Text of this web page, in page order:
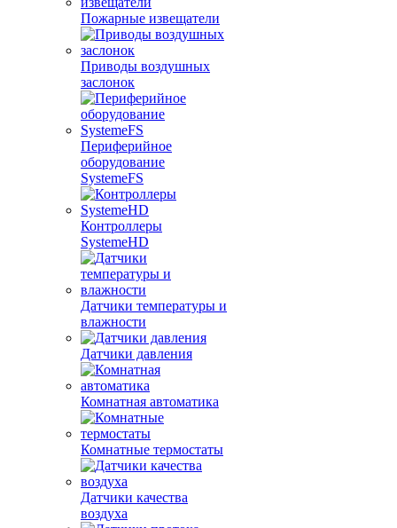
Пожарные извещатели
Приводы воздушных
заслонок
Периферийное
оборудование
SystemeFS
Контроллеры
SystemeHD
Датчики температуры и
влажности
Датчики давления
Комнатная автоматика
Комнатные термостаты
Датчики качества
воздуха